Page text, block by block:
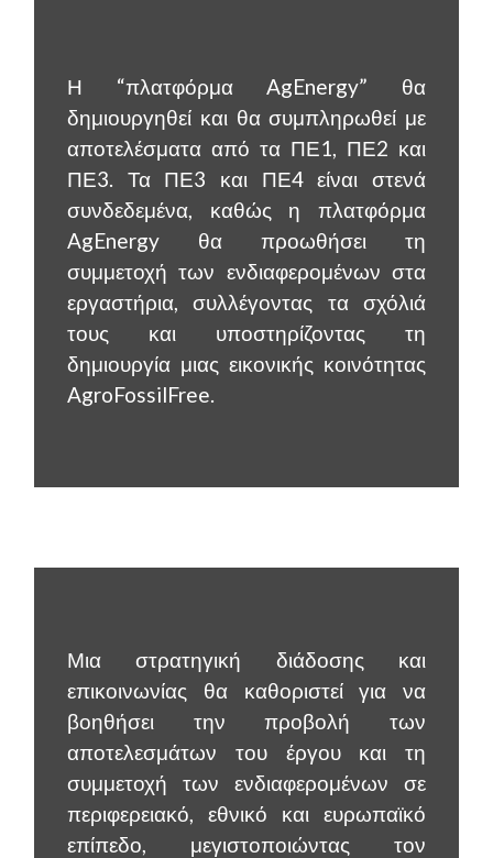
Η “πλατφόρμα AgEnergy” θα
δημιουργηθεί και θα συμπληρωθεί με
αποτελέσματα από τα ΠΕ1, ΠΕ2 και
ΠΕ3. Τα ΠΕ3 και ΠΕ4 είναι στενά
συνδεδεμένα, καθώς η πλατφόρμα
AgEnergy θα προωθήσει τη
συμμετοχή των ενδιαφερομένων στα
εργαστήρια, συλλέγοντας τα σχόλιά
τους και υποστηρίζοντας τη
δημιουργία μιας εικονικής κοινότητας
AgroFossilFree.
Μια στρατηγική διάδοσης και
επικοινωνίας θα καθοριστεί για να
βοηθήσει την προβολή των
αποτελεσμάτων του έργου και τη
συμμετοχή των ενδιαφερομένων σε
περιφερειακό, εθνικό και ευρωπαϊκό
επίπεδο, μεγιστοποιώντας τον